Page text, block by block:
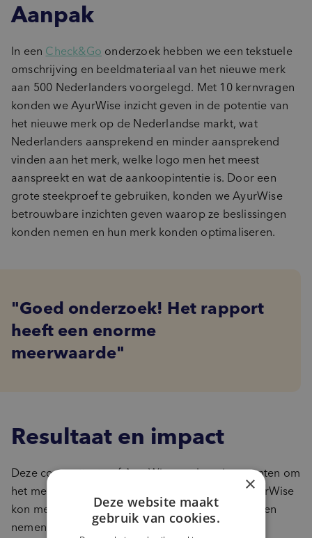
Aanpak
In een Check&Go onderzoek hebben we een tekstuele
omschrijving en beeldmateriaal van het nieuwe merk
aan 500 Nederlanders voorgelegd. Met 10 kernvragen
konden we AyurWise inzicht geven in de potentie van
het nieuwe merk op de Nederlandse markt, wat
Nederlanders aansprekend en minder aansprekend
vinden aan het merk, welke logo men het meest
aanspreekt en wat de aankoopintentie is. Door een
grote steekproef te gebruiken, konden we AyurWise
betrouwbare inzichten geven waarop ze beslissingen
konden nemen en hun merk konden optimaliseren.
Goed onderzoek! Het rapport
heeft een enorme
meerwaarde
Resultaat en impact
Deze concepttest gaf AyurWise aanknopingspunten om
het merk te verbeteren. En nog belangrijker: AyurWise
kon met de inzichten de noodzakelijke beslissingen
nemen om de Nederlandse markt succesvol te
×
Deze website maakt
gebruik van cookies.